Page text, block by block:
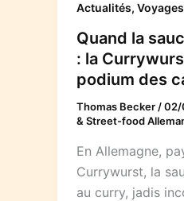
Actualités,
Quand la
: la
podium des
Thomas Becker /02/
& Street-food
En Allemagne,
Currywurst, la
au curry, jadis